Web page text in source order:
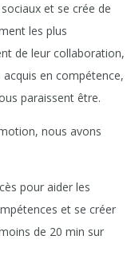
et se crée de
les plus
de leur collaboration,
en compétence,
paraissent être.
nous avons
pour aider les
et se créer
de 20 min sur